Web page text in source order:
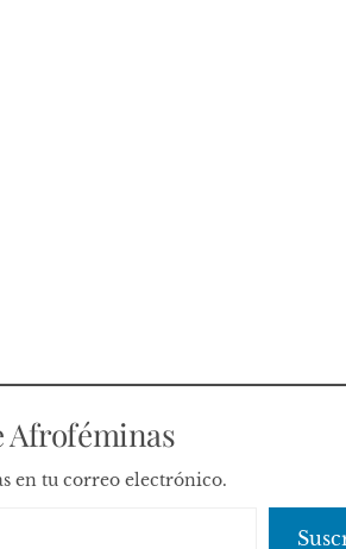
Afroféminas
en tu correo electrónico.